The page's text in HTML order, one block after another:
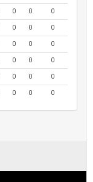
0 0
0
0 0
0
0 0
0
0 0
0
0 0
0
0 0 0